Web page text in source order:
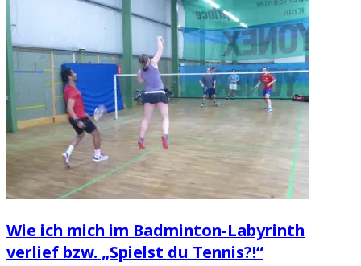
Wie ich mich im Badminton-Labyrinth
verlief bzw. „Spielst du Tennis?!“